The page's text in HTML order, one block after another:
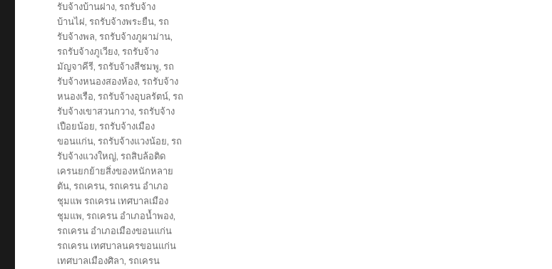
รับจ้างบ้านฝาง,รถรับจ้าง
บ้านไผ่,รถรับจ้างพระยืน,รถ
รับจ้างพล,รถรับจ้างภูผาม่าน,
รถรับจ้างภูเวียง,รถรับจ้าง
มัญจาคีรี,รถรับจ้างสีชมพู,รถ
รับจ้างหนองสองห้อง,รถรับจ้าง
หนองเรือ,รถรับจ้างอุบลรัตน์,รถ
รับจ้างเขาสวนกวาง,รถรับจ้าง
เปือยน้อย,รถรับจ้างเมือง
ขอนแก่น,รถรับจ้างแวงน้อย,รถ
รับจ้างแวงใหญ่,รถสิบล้อติด
เครนยกย้ายสิ่งของหนักหลาย
ตัน,รถเครน,รถเครน อำเภอ
ชุมแพ รถเครน เทศบาลเมือง
ชุมแพ,รถเครน อำเภอน้ำพอง,
รถเครน อำเภอเมืองขอนแก่น
รถเครน เทศบาลนครขอนแก่น
เทศบาลเมืองศิลา,รถเครน